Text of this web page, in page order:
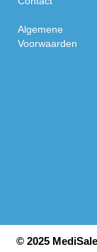
Algemene
Voorwaarden
© 2025 MediSale